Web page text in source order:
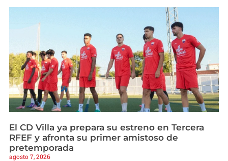
El CD Villa ya prepara su estreno en Tercera
RFEF y afronta su primer amistoso de
pretemporada
agosto 7, 2026